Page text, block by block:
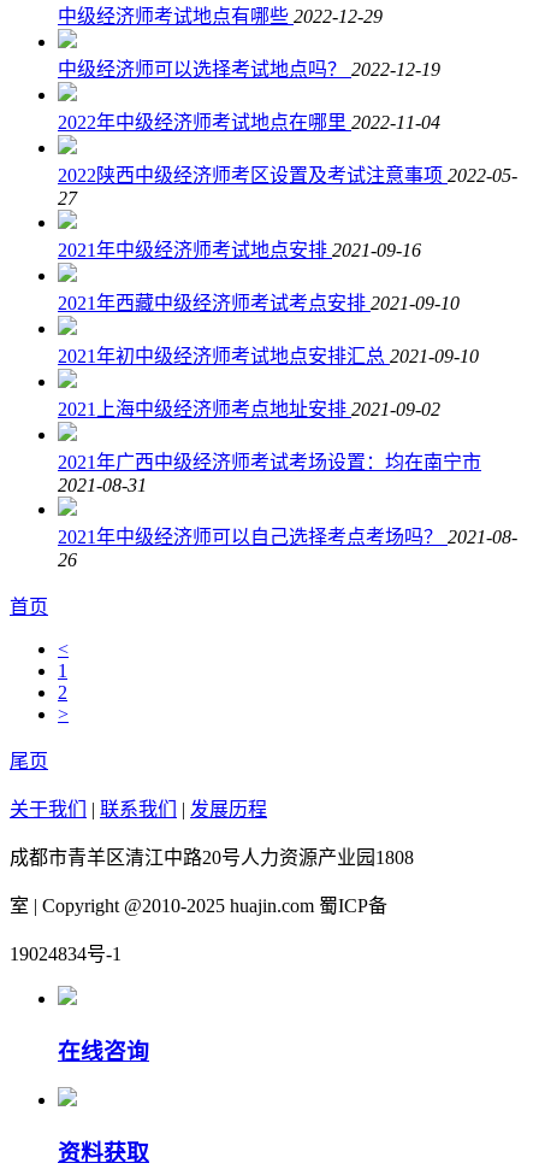
中级经济师考试地点有哪些 2022-12-29
中级经济师可以选择考试地点吗？ 2022-12-19
2022年中级经济师考试地点在哪里 2022-11-04
2022陕西中级经济师考区设置及考试注意事项 2022-05-
27
2021年中级经济师考试地点安排 2021-09-16
2021年西藏中级经济师考试考点安排 2021-09-10
2021年初中级经济师考试地点安排汇总 2021-09-10
2021上海中级经济师考点地址安排 2021-09-02
2021年广西中级经济师考试考场设置：均在南宁市
2021-08-31
2021年中级经济师可以自己选择考点考场吗？ 2021-08-
26
首页
<
1
2
>
尾页
关于我们 | 联系我们 | 发展历程
成都市青羊区清江中路20号人力资源产业园1808
室 | Copyright @2010-2025 huajin.com 蜀ICP备
19024834号-1
在线咨询
资料获取